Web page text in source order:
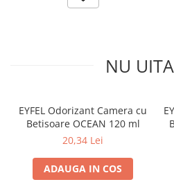
NU
EYFEL Odorizant Camera cu
Betisoare OCEAN 120 ml
20,34 Lei
ADAUGA IN COS